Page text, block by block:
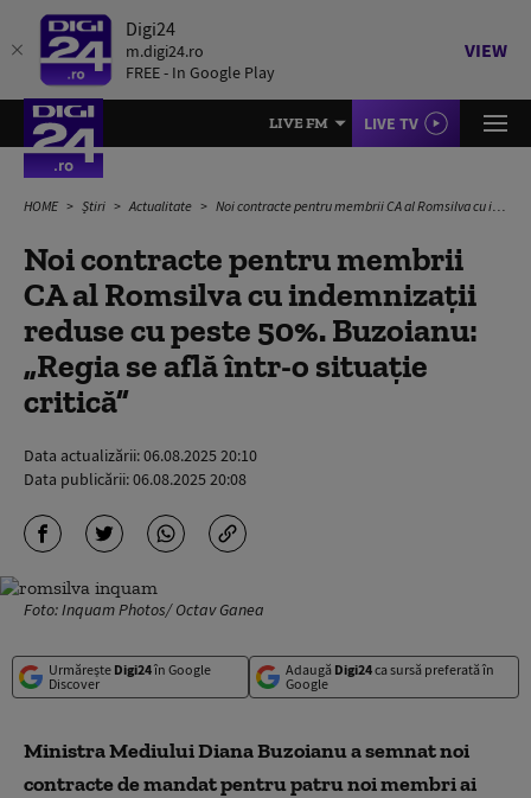
Digi24
m.digi24.ro
FREE - In Google Play
VIEW
LIVE FM LIVE TV
HOME Știri Actualitate Noi contracte pentru membrii CA al Romsilva cu indemnizații reduse cu peste 50%. Buzoianu: „Regia se află într-o situație critică”
Noi contracte pentru membrii
CA al Romsilva cu indemnizații
reduse cu peste 50%. Buzoianu:
„Regia se află într-o situație
critică”
Data actualizării:06.08.2025 20:10
Data publicării:06.08.2025 20:08
Foto: Inquam Photos/ Octav Ganea
Urmărește Digi24în Google
Discover
Adaugă Digi24ca sursă preferată în
Google
Ministra Mediului Diana Buzoianu a semnat noi
contracte de mandat pentru patru noi membri ai